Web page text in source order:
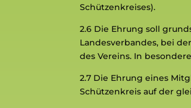
Schützenkreises).
2.6 Die Ehrung soll
Landesverbandes, bei
des Vereins. In
2.7 Die Ehrung eines
Schützenkreis auf der